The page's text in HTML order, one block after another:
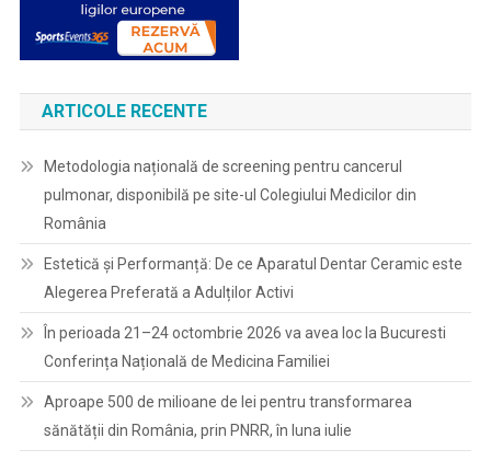
ARTICOLE RECENTE
Metodologia națională de screening pentru cancerul
pulmonar, disponibilă pe site-ul Colegiului Medicilor din
România
Estetică și Performanță: De ce Aparatul Dentar Ceramic este
Alegerea Preferată a Adulților Activi
În perioada 21–24 octombrie 2026 va avea loc la Bucuresti
Conferința Națională de Medicina Familiei
Aproape 500 de milioane de lei pentru transformarea
sănătății din România, prin PNRR, în luna iulie